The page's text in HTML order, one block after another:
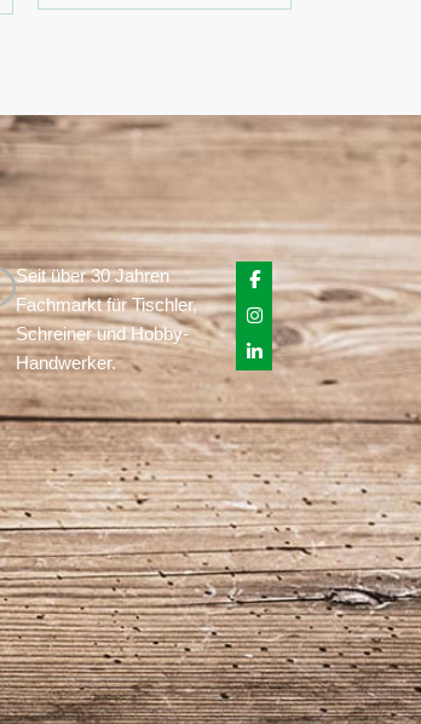
Seit über 30 Jahren
Fachmarkt für Tischler,
Schreiner und Hobby-
Handwerker.